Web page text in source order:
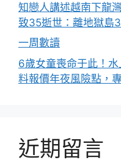
知戀人講述越南下龍
致35逝世：離地獄島
一周數讀
6歲女童喪命于此！
料報價年夜風險點，
近期留言